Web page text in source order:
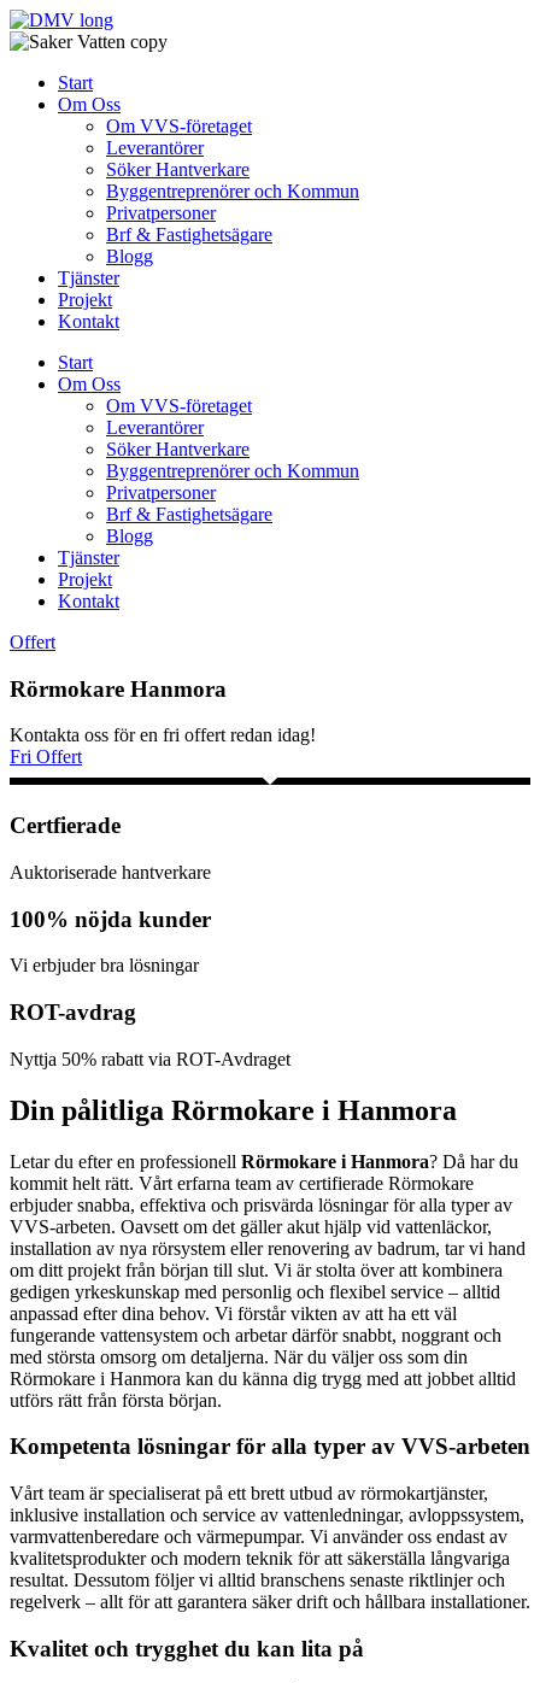
Skip
to
Start
Om Oss
Om VVS-företaget
Leverantörer
Söker Hantverkare
Byggentreprenörer och Kommun
Privatpersoner
Brf & Fastighetsägare
Blogg
Tjänster
Projekt
Kontakt
Start
Om Oss
Om VVS-företaget
Leverantörer
Söker Hantverkare
Byggentreprenörer och Kommun
Privatpersoner
Brf & Fastighetsägare
Blogg
Tjänster
Projekt
Kontakt
Offert
Rörmokare Hanmora
Kontakta oss för en fri offert redan idag!
Fri Offert
Certfierade
Auktoriserade hantverkare
100% nöjda kunder
Vi erbjuder bra lösningar
ROT-avdrag
Nyttja 50% rabatt via ROT-Avdraget
Din pålitliga Rörmokare i Hanmora
Letar du efter en professionell Rörmokare i Hanmora? Då har du
kommit helt rätt. Vårt erfarna team av certifierade Rörmokare
erbjuder snabba, effektiva och prisvärda lösningar för alla typer av
VVS-arbeten. Oavsett om det gäller akut hjälp vid vattenläckor,
installation av nya rörsystem eller renovering av badrum, tar vi hand
om ditt projekt från början till slut. Vi är stolta över att kombinera
gedigen yrkeskunskap med personlig och flexibel service – alltid
anpassad efter dina behov. Vi förstår vikten av att ha ett väl
fungerande vattensystem och arbetar därför snabbt, noggrant och
med största omsorg om detaljerna. När du väljer oss som din
Rörmokare i Hanmora kan du känna dig trygg med att jobbet alltid
utförs rätt från första början.
Kompetenta lösningar för alla typer av VVS-arbeten
Vårt team är specialiserat på ett brett utbud av rörmokartjänster,
inklusive installation och service av vattenledningar, avloppssystem,
varmvattenberedare och värmepumpar. Vi använder oss endast av
kvalitetsprodukter och modern teknik för att säkerställa långvariga
resultat. Dessutom följer vi alltid branschens senaste riktlinjer och
regelverk – allt för att garantera säker drift och hållbara installationer.
Kvalitet och trygghet du kan lita på